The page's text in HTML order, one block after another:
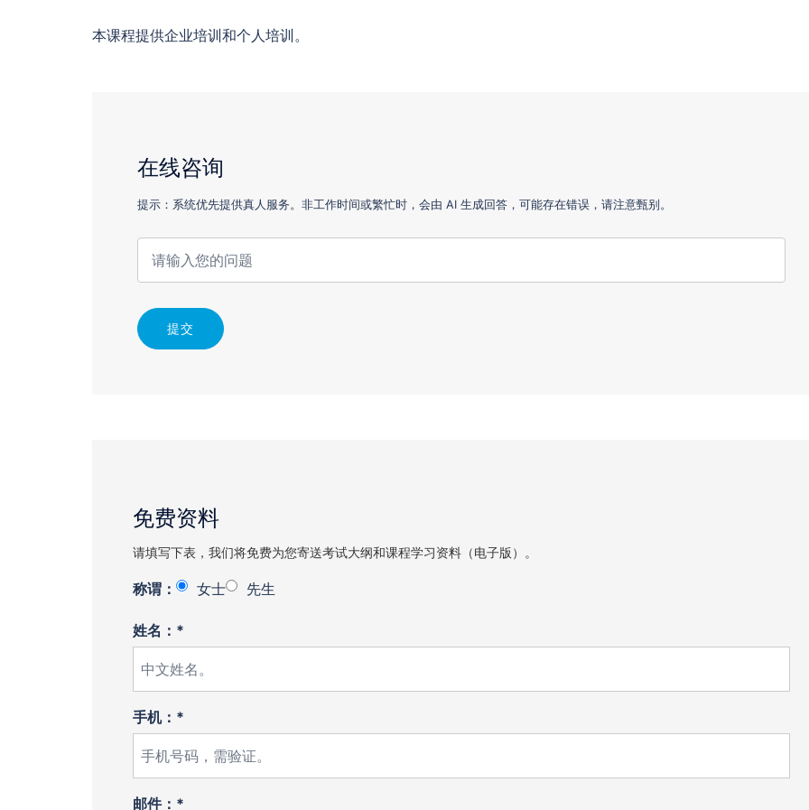
本课程提供企业培训和个人培训。
在线咨询
提示：系统优先提供真人服务。非工作时间或繁忙时，会由 AI 生成回答，可能存在错误，请注意甄别。
提交
免费资料
请填写下表，我们将免费为您寄送考试大纲和课程学习资料（电子版）。
称谓： 女士 先生
姓名：*
手机：*
邮件：*